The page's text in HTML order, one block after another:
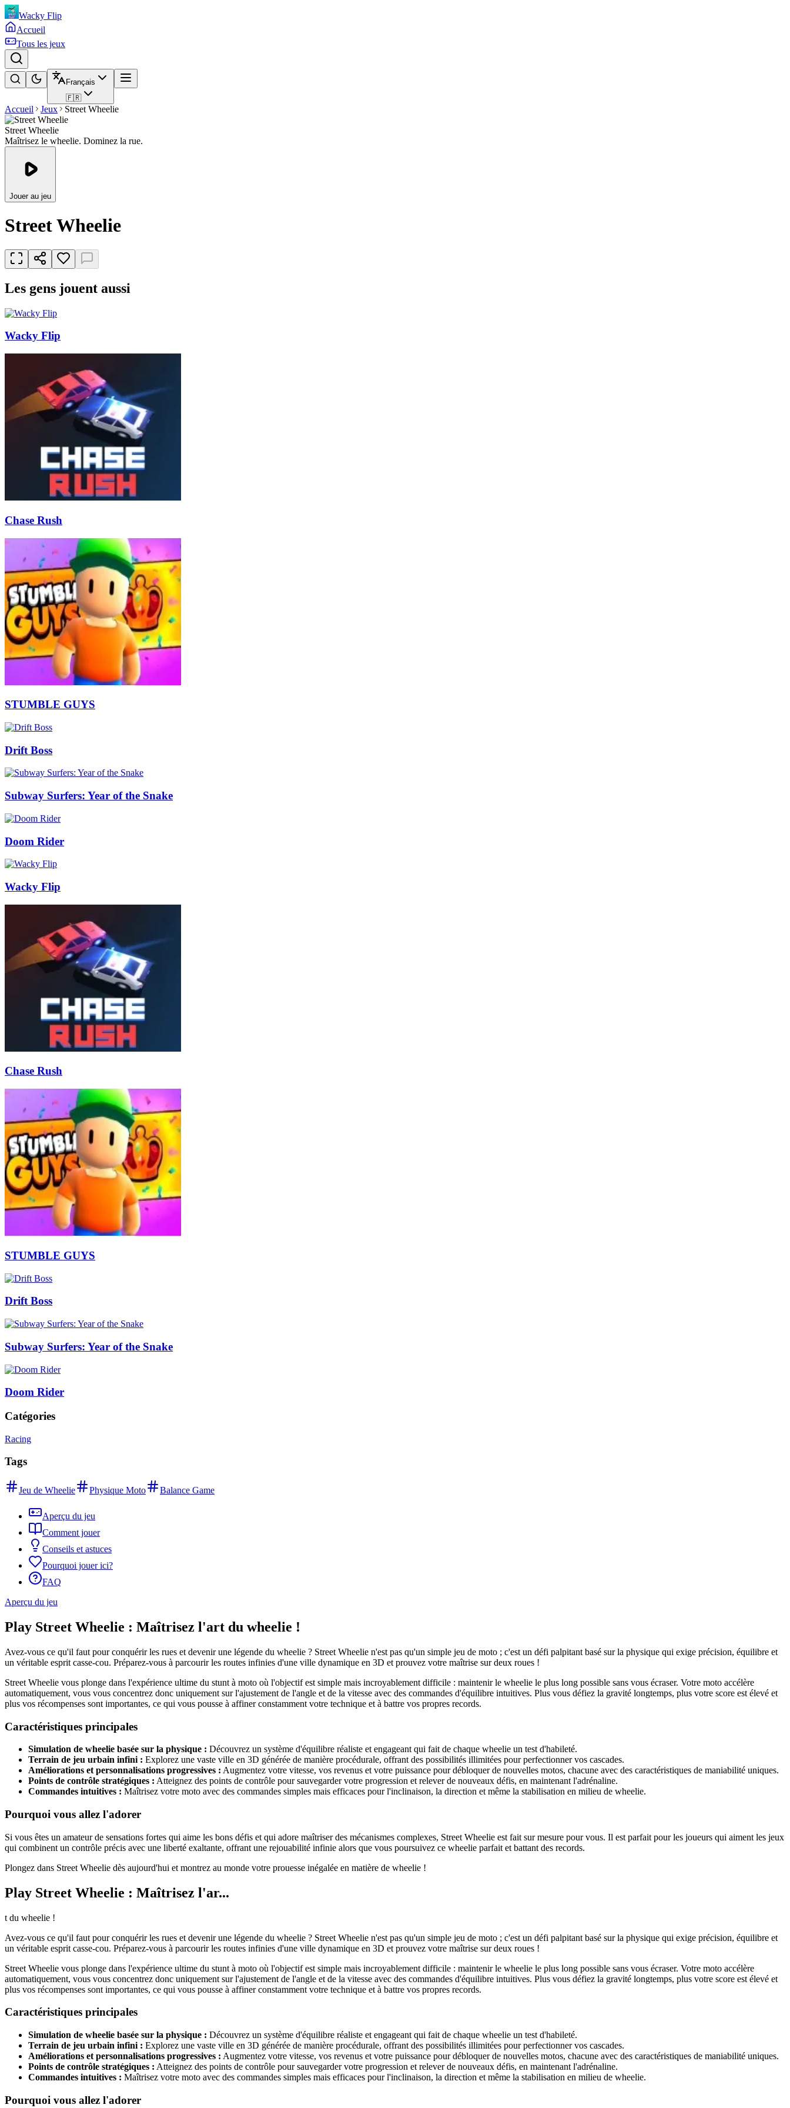
Wacky Flip
Accueil
Tous les jeux
Français
🇫🇷
Accueil Jeux Street Wheelie
Street Wheelie
Maîtrisez le wheelie. Dominez la rue.
Jouer au jeu
Street Wheelie
Les gens jouent aussi
Wacky Flip
Chase Rush
STUMBLE GUYS
Drift Boss
Subway Surfers: Year of the Snake
Doom Rider
Wacky Flip
Chase Rush
STUMBLE GUYS
Drift Boss
Subway Surfers: Year of the Snake
Doom Rider
Catégories
Racing
Tags
Jeu de Wheelie Physique Moto Balance Game
Aperçu du jeu
Comment jouer
Conseils et astuces
Pourquoi jouer ici?
FAQ
Aperçu du jeu
Play Street Wheelie : Maîtrisez l'art du wheelie !
Avez-vous ce qu'il faut pour conquérir les rues et devenir une légende du wheelie ? Street Wheelie n'est pas qu'un simple jeu de moto ; c'est un défi palpitant basé sur la physique qui exige précision, équilibre et
un véritable esprit casse-cou. Préparez-vous à parcourir les routes infinies d'une ville dynamique en 3D et prouvez votre maîtrise sur deux roues !
Street Wheelie vous plonge dans l'expérience ultime du stunt à moto où l'objectif est simple mais incroyablement difficile : maintenir le wheelie le plus long possible sans vous écraser. Votre moto accélère
automatiquement, vous vous concentrez donc uniquement sur l'ajustement de l'angle et de la vitesse avec des commandes d'équilibre intuitives. Plus vous défiez la gravité longtemps, plus votre score est élevé et
plus vos récompenses sont importantes, ce qui vous pousse à affiner constamment votre technique et à battre vos propres records.
Caractéristiques principales
Simulation de wheelie basée sur la physique : Découvrez un système d'équilibre réaliste et engageant qui fait de chaque wheelie un test d'habileté.
Terrain de jeu urbain infini : Explorez une vaste ville en 3D générée de manière procédurale, offrant des possibilités illimitées pour perfectionner vos cascades.
Améliorations et personnalisations progressives : Augmentez votre vitesse, vos revenus et votre puissance pour débloquer de nouvelles motos, chacune avec des caractéristiques de maniabilité uniques.
Points de contrôle stratégiques : Atteignez des points de contrôle pour sauvegarder votre progression et relever de nouveaux défis, en maintenant l'adrénaline.
Commandes intuitives : Maîtrisez votre moto avec des commandes simples mais efficaces pour l'inclinaison, la direction et même la stabilisation en milieu de wheelie.
Pourquoi vous allez l'adorer
Si vous êtes un amateur de sensations fortes qui aime les bons défis et qui adore maîtriser des mécanismes complexes, Street Wheelie est fait sur mesure pour vous. Il est parfait pour les joueurs qui aiment les jeux
qui combinent un contrôle précis avec une liberté exaltante, offrant une rejouabilité infinie alors que vous poursuivez ce wheelie parfait et battant des records.
Plongez dans Street Wheelie dès aujourd'hui et montrez au monde votre prouesse inégalée en matière de wheelie !
Play Street Wheelie : Maîtrisez l'ar...
t du wheelie !
Avez-vous ce qu'il faut pour conquérir les rues et devenir une légende du wheelie ? Street Wheelie n'est pas qu'un simple jeu de moto ; c'est un défi palpitant basé sur la physique qui exige précision, équilibre et
un véritable esprit casse-cou. Préparez-vous à parcourir les routes infinies d'une ville dynamique en 3D et prouvez votre maîtrise sur deux roues !
Street Wheelie vous plonge dans l'expérience ultime du stunt à moto où l'objectif est simple mais incroyablement difficile : maintenir le wheelie le plus long possible sans vous écraser. Votre moto accélère
automatiquement, vous vous concentrez donc uniquement sur l'ajustement de l'angle et de la vitesse avec des commandes d'équilibre intuitives. Plus vous défiez la gravité longtemps, plus votre score est élevé et
plus vos récompenses sont importantes, ce qui vous pousse à affiner constamment votre technique et à battre vos propres records.
Caractéristiques principales
Simulation de wheelie basée sur la physique : Découvrez un système d'équilibre réaliste et engageant qui fait de chaque wheelie un test d'habileté.
Terrain de jeu urbain infini : Explorez une vaste ville en 3D générée de manière procédurale, offrant des possibilités illimitées pour perfectionner vos cascades.
Améliorations et personnalisations progressives : Augmentez votre vitesse, vos revenus et votre puissance pour débloquer de nouvelles motos, chacune avec des caractéristiques de maniabilité uniques.
Points de contrôle stratégiques : Atteignez des points de contrôle pour sauvegarder votre progression et relever de nouveaux défis, en maintenant l'adrénaline.
Commandes intuitives : Maîtrisez votre moto avec des commandes simples mais efficaces pour l'inclinaison, la direction et même la stabilisation en milieu de wheelie.
Pourquoi vous allez l'adorer